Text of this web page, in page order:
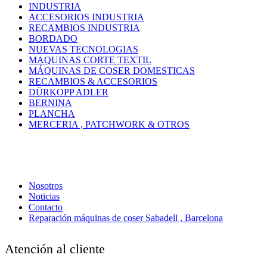
INDUSTRIA
ACCESORIOS INDUSTRIA
RECAMBIOS INDUSTRIA
BORDADO
NUEVAS TECNOLOGIAS
MAQUINAS CORTE TEXTIL
MÁQUINAS DE COSER DOMESTICAS
RECAMBIOS & ACCESORIOS
DÜRKOPP ADLER
BERNINA
PLANCHA
MERCERIA , PATCHWORK & OTROS
Nosotros
Noticias
Contacto
Reparación máquinas de coser Sabadell , Barcelona
Atención al cliente